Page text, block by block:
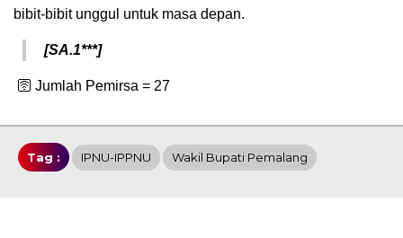
bibit-bibit unggul untuk masa depan.
[SA.1***]
🛜 Jumlah Pemirsa = 27
Tag : IPNU-IPPNU Wakil Bupati Pemalang